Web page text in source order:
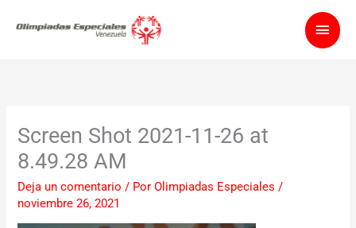
Screen Shot 2021-11-26 at
8.49.28 AM
Deja un comentario / PorOlimpiadas Especiales/
noviembre 26, 2021